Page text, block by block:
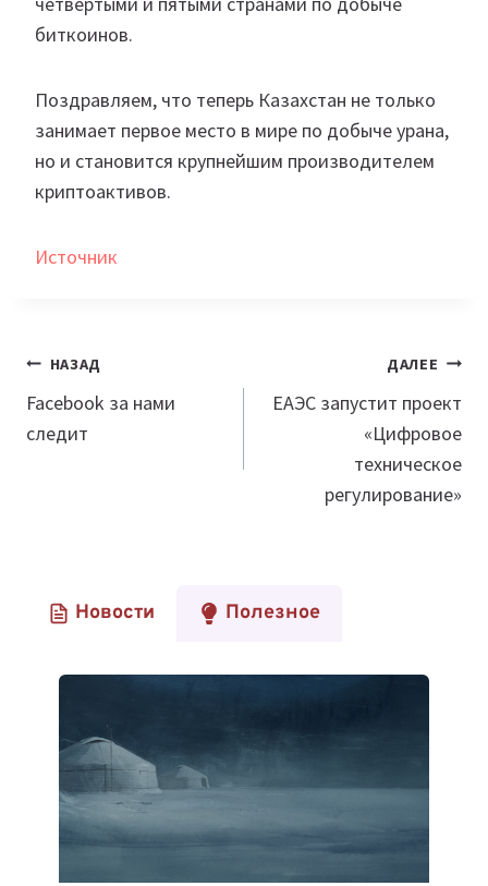
биткоинов.
Поздравляем, что теперь Казахстан не только
занимает первое место в мире по добыче урана,
но и становится крупнейшим производителем
криптоактивов.
Источник
Навигация
по
записям
НАЗАД
Facebook за нами
следит
ДАЛЕЕ
ЕАЭС запустит проект
«Цифровое
техническое
регулирование»
Новости Полезное